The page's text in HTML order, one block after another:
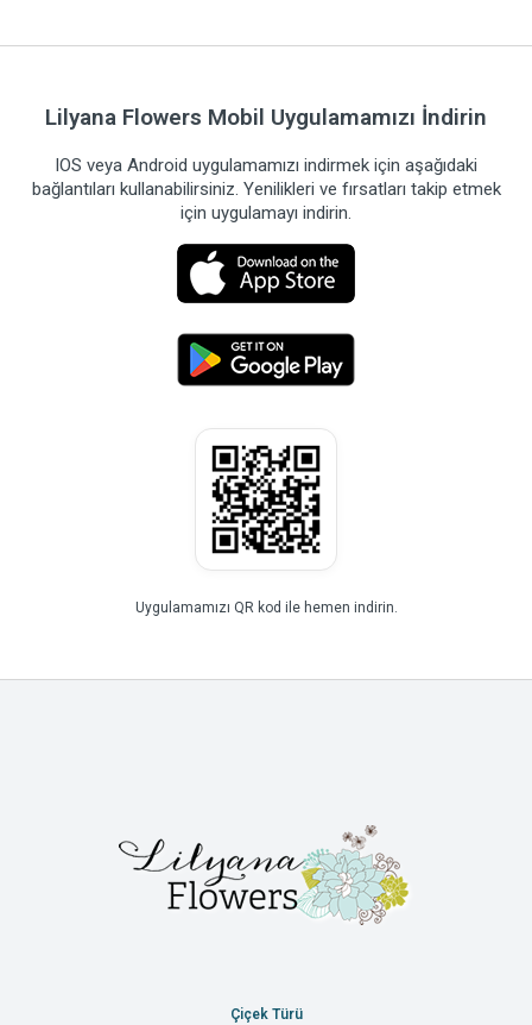
Lilyana Flowers Mobil Uygulamamızı İndirin
IOS veya Android uygulamamızı indirmek için aşağıdaki
bağlantıları kullanabilirsiniz. Yenilikleri ve fırsatları takip etmek
için uygulamayı indirin.
Uygulamamızı QR kod ile hemen indirin.
Çiçek Türü